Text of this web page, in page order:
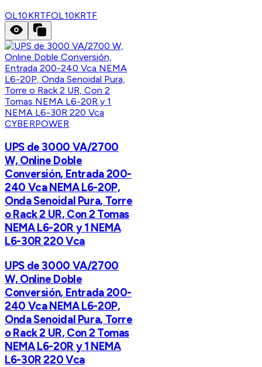
OL10KRTFOL10KRTF
CYBERPOWER
UPS de 3000 VA/2700
W, Online Doble
Conversión, Entrada 200-
240 Vca NEMA L6-20P,
Onda Senoidal Pura, Torre
o Rack 2 UR, Con 2 Tomas
NEMA L6-20R y 1 NEMA
L6-30R 220 Vca
UPS de 3000 VA/2700
W, Online Doble
Conversión, Entrada 200-
240 Vca NEMA L6-20P,
Onda Senoidal Pura, Torre
o Rack 2 UR, Con 2 Tomas
NEMA L6-20R y 1 NEMA
L6-30R 220 Vca